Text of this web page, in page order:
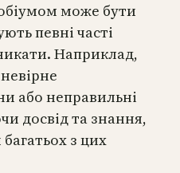
може бути
певні часті
Наприклад,
або неправильні
досвід та знання,
з цих